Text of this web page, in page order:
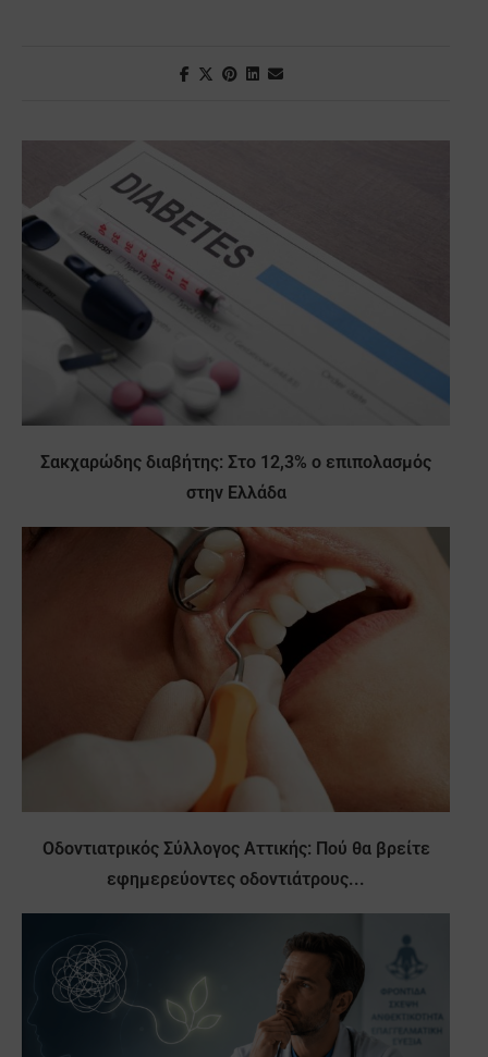
Σακχαρώδης διαβήτης: Στο 12,3% ο επιπολασμός
στην Ελλάδα
Οδοντιατρικός Σύλλογος Αττικής: Πού θα βρείτε
εφημερεύοντες οδοντιάτρους...